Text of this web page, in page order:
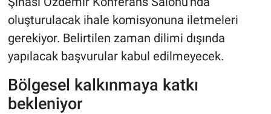
oluşturulacak ihale komisyonuna iletmeleri
gerekiyor. Belirtilen zaman dilimi dışında
yapılacak başvurular kabul edilmeyecek.
Bölgesel kalkınmaya katkı
bekleniyor